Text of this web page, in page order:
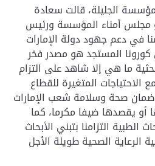
الجليلة، قالت سعادة
مجلس أمناء المؤسسة ورئيس
في دعم جهود دولة الإمارات
المستجد هو مصدر فخر
ما هي إلا شاهد على التزام
المتغيرة للقطاع
صحة وسلامة شعب الإمارات
يقصدها ضيفا مكرما، كما
التزامنا بتبني الأبحاث
الرعاية الصحية طويلة الأجل